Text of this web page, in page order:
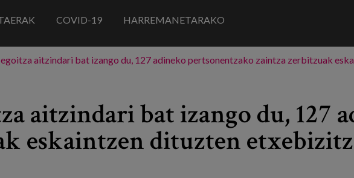
COVID-19 HARREMANETARAKO
aitzindari bat izango du, 127 adineko pertsonentzako zaintza zerbitzuak
aitzindari bat izango du, 127
eskaintzen dituzten